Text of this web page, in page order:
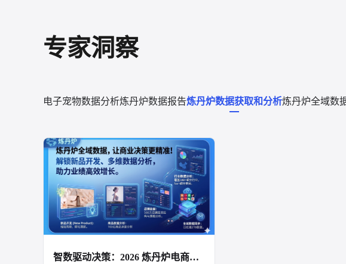
专家洞察
电子宠物数据分析炼丹炉数据报告炼丹炉数据获取和分析炼丹炉全域数
智数驱动决策：2026 炼丹炉电商全域数据一体化平台深度解析